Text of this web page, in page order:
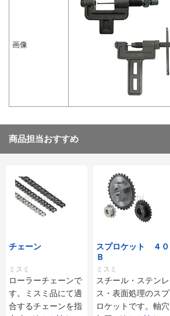
画像
商品担当おすすめ
チェーン
ミスミ
ローラーチェーンで
す。ミスミ品にて適
合するチェーンを指
スプロケット ４０
Ｂ
ミスミ
スチール・ステンレ
ス・表面処理のスプ
ロケットです。軸穴